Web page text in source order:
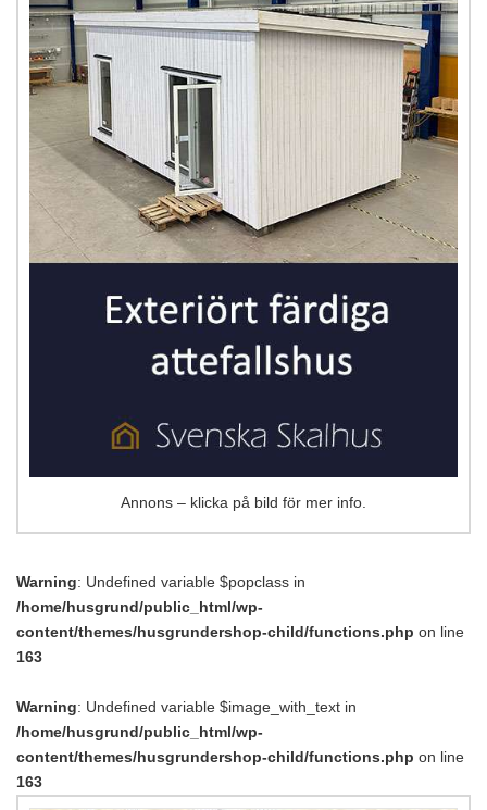
Annons – klicka på bild för mer info.
Warning: Undefined variable $popclass in
/home/husgrund/public_html/wp-
content/themes/husgrundershop-child/functions.php on line
163
Warning: Undefined variable $image_with_text in
/home/husgrund/public_html/wp-
content/themes/husgrundershop-child/functions.php on line
163